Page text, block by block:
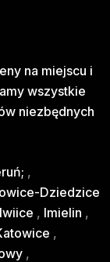
na miejscu i
wszystkie
niezbędnych
,
Dziedzice
, Imielin ,
,
,